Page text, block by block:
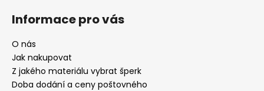
Informace pro vás
O nás
Jak nakupovat
Z jakého materiálu vybrat šperk
Doba dodání a ceny poštovného